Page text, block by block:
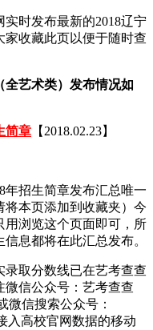
时发布最新的2018辽宁
家收藏此页以便于随时查
全艺术类）发布情况如
简章 【2018.02.23】
年招生简章发布汇总唯一
本页添加到收藏夹）今
用浏览这个页面即可，所
息都将在此汇总发布。
取分数线已在艺考查查
微信公众号：艺考查查
微信搜索公众号：
入高校官网数据的移动